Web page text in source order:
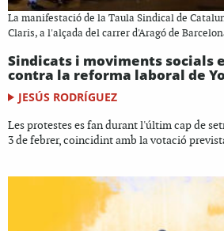
La manifestació de la Taula Sindical de
Claris, a l'alçada del carrer d'Aragó de
Sindicats i moviments socials
contra la reforma laboral de
JESÚS RODRÍGUEZ
Les protestes es fan durant l'últim cap de
3 de febrer, coincidint amb la votació